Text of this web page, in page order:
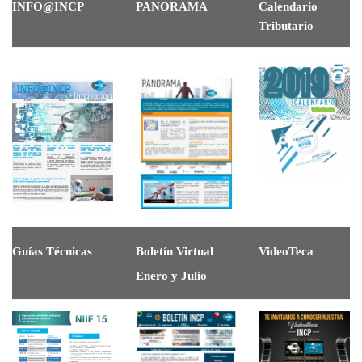
INFO@INCP PANORAMA
Calendario
Tributario
Guías Técnicas
Boletín Virtual
Enero y Julio
VideoTeca